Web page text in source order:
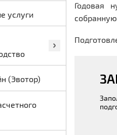
услуги
(Эвотор)
Годовая